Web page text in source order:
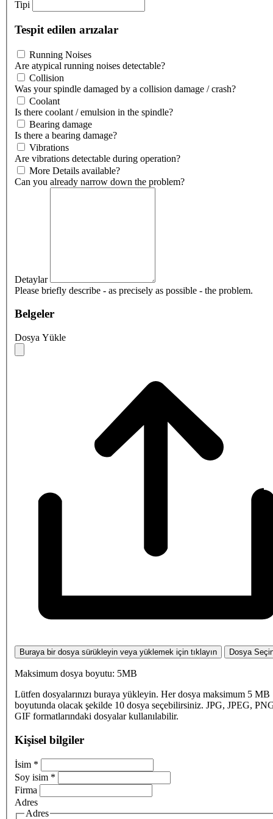
Tipi
Tespit edilen arızalar
Running Noises
Are atypical running noises detectable?
Collision
Was your spindle damaged by a collision damage / crash?
Coolant
Is there coolant / emulsion in the spindle?
Bearing damage
Is there a bearing damage?
Vibrations
Are vibrations detectable during operation?
More Details available?
Can you already narrow down the problem?
Detaylar
Please briefly describe - as precisely as possible - the problem.
Belgeler
Dosya Yükle
Buraya bir dosya sürükleyin veya yüklemek için tıklayın Dosya
Maksimum dosya boyutu: 5MB
Lütfen dosyalarınızı buraya yükleyin. Her dosya maksimum 5 MB
boyutunda olacak şekilde 10 dosya seçebilirsiniz. JPG, JPEG,
GIF formatlarındaki dosyalar kullanılabilir.
Kişisel bilgiler
İsim *
Soy isim *
Firma
Adres
Adres